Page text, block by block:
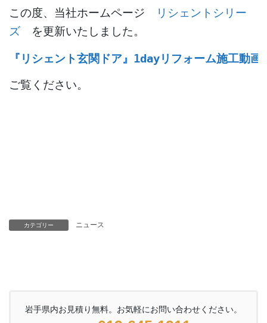
この度、当社ホームページ
リシェントシリー
ズ を更新いたしました。
『リシェント玄関ドア』1dayリフォーム施工動画
ご覧ください。
カテゴリー ニュース
岩手県内お見積り無料。お気軽にお問い合わせください。